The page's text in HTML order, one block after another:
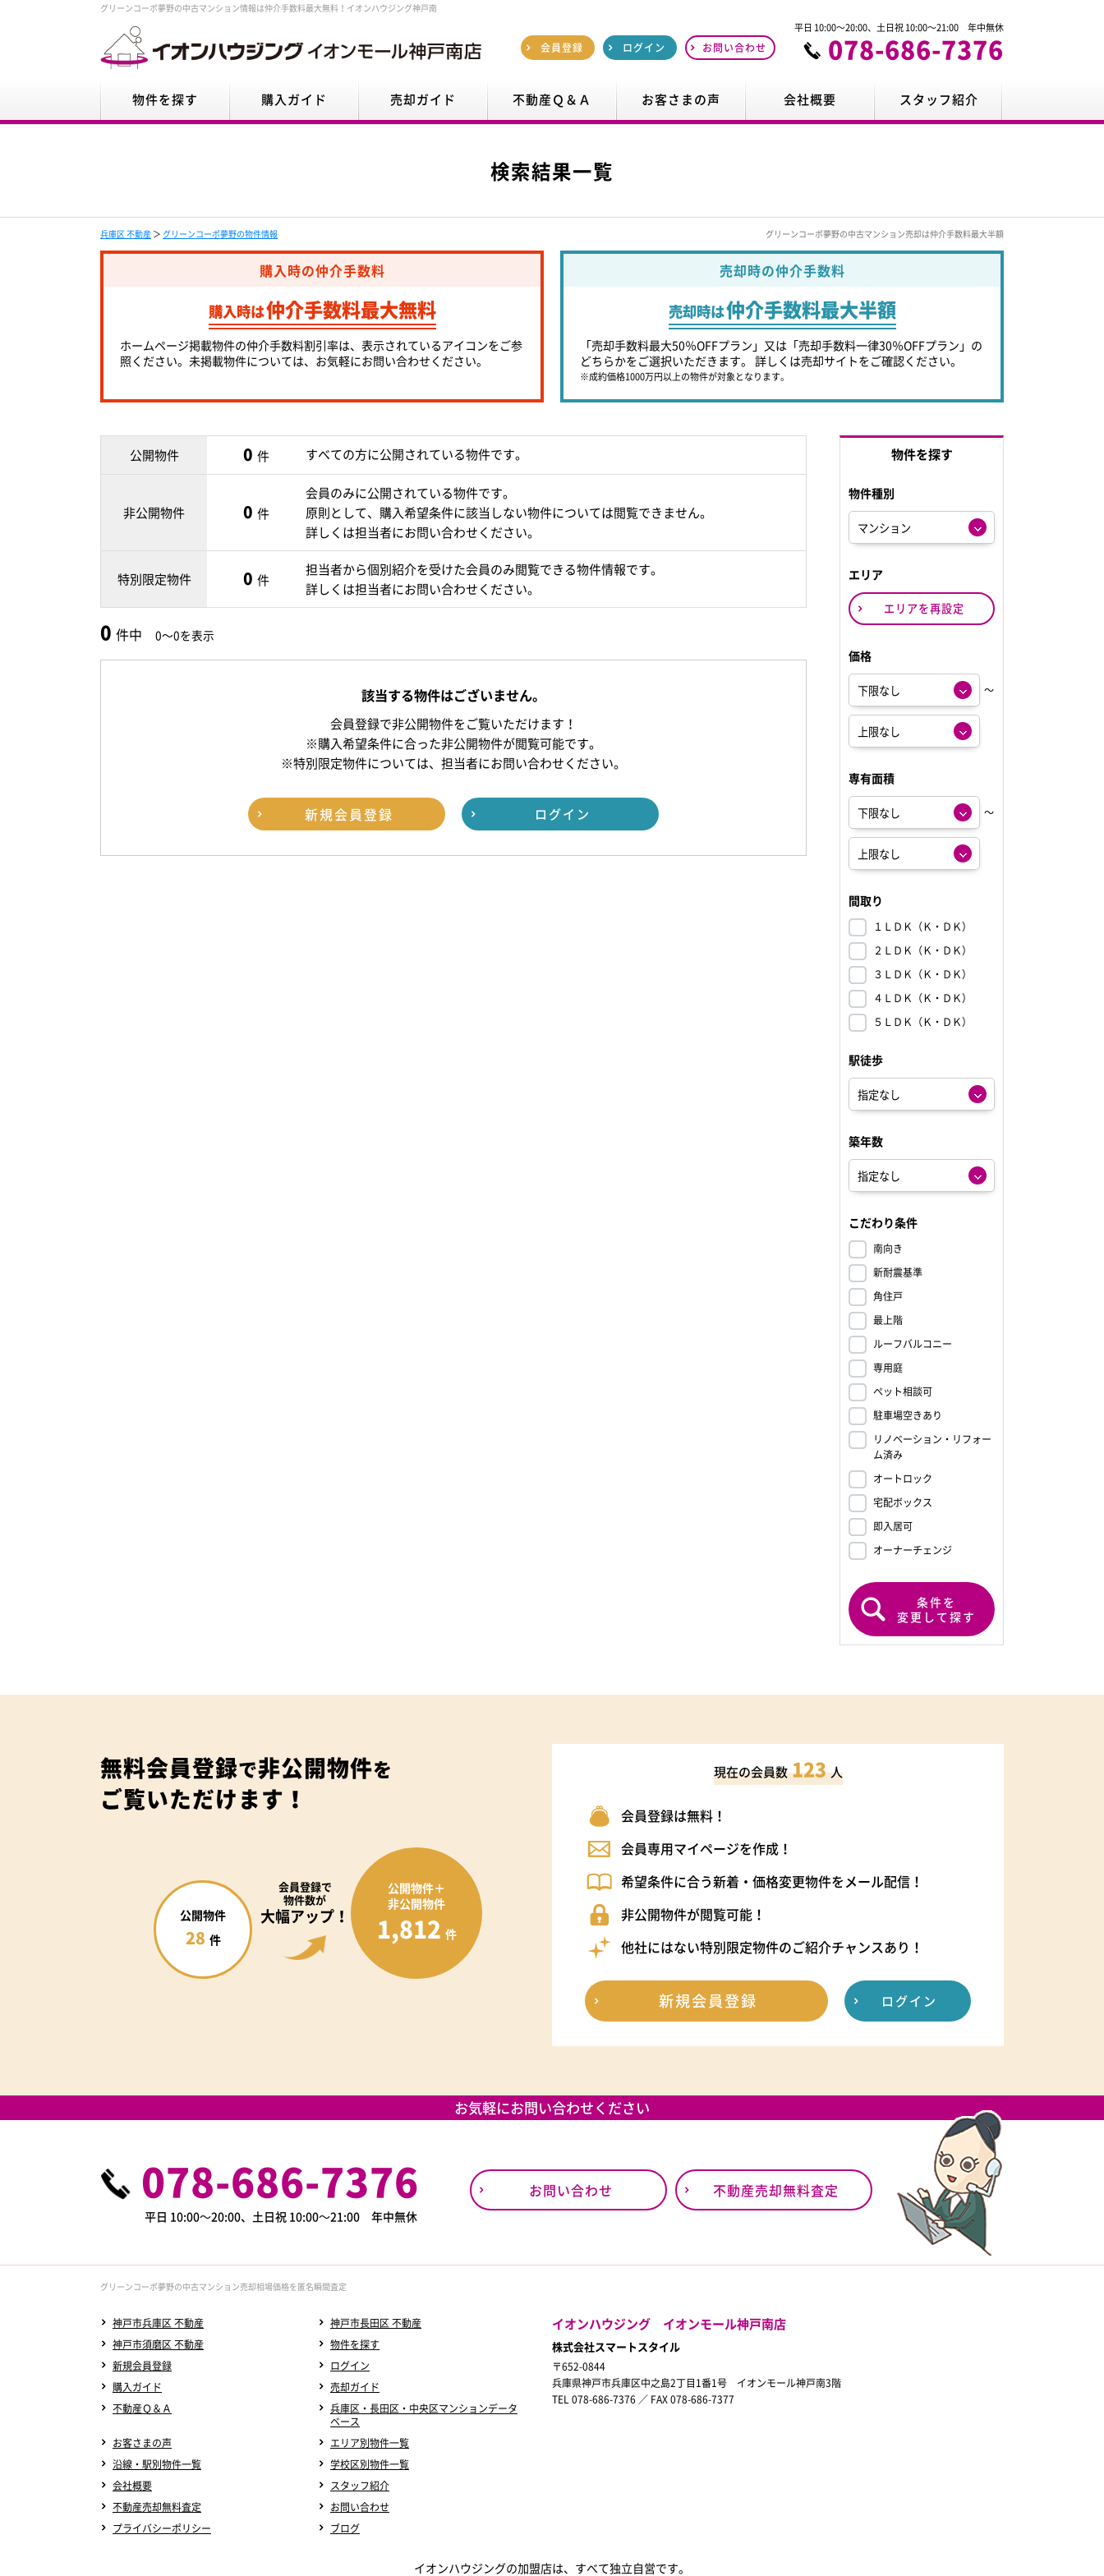
グリーンコーポ夢野の中古マンション情報は仲介手数料最大無料！イオンハウジング神戸南
会員登録 ログイン お問い合わせ
平日 10:00～20:00、土日祝 10:00～21:00 年中無休
078-686-7376
物件を探す 購入ガイド 売却ガイド 不動産Ｑ＆Ａ お客さまの声 会社概要 スタッフ紹介
検索結果一覧
兵庫区 不動産 ＞ グリーンコーポ夢野の物件情報 グリーンコーポ夢野の中古マンション売却は仲介手数料最大半額
購入時の仲介手数料
購入時は仲介手数料最大無料
ホームページ掲載物件の仲介手数料割引率は、表示されているアイコンをご参
照ください。未掲載物件については、お気軽にお問い合わせください。
売却時の仲介手数料
売却時は仲介手数料最大半額
「売却手数料最大50％OFFプラン」又は「売却手数料一律30％OFFプラン」の
どちらかをご選択いただきます。 詳しくは売却サイトをご確認ください。
※成約価格1000万円以上の物件が対象となります。
公開物件 0 件 すべての方に公開されている物件です。
非公開物件 0 件
会員のみに公開されている物件です。
原則として、購入希望条件に該当しない物件については閲覧できません。
詳しくは担当者にお問い合わせください。
特別限定物件 0 件
担当者から個別紹介を受けた会員のみ閲覧できる物件情報です。
詳しくは担当者にお問い合わせください。
0 件中 0～0を表示
該当する物件はございません。
会員登録で非公開物件をご覧いただけます！
※購入希望条件に合った非公開物件が閲覧可能です。
※特別限定物件については、担当者にお問い合わせください。
新規会員登録 ログイン
物件を探す
物件種別
エリア
エリアを再設定
価格
～
専有面積
～
間取り
１ＬＤＫ（Ｋ・ＤＫ）
２ＬＤＫ（Ｋ・ＤＫ）
３ＬＤＫ（Ｋ・ＤＫ）
４ＬＤＫ（Ｋ・ＤＫ）
５ＬＤＫ（Ｋ・ＤＫ）
駅徒歩
築年数
こだわり条件
南向き
新耐震基準
角住戸
最上階
ルーフバルコニー
専用庭
ペット相談可
駐車場空きあり
リノベーション・リフォー
ム済み
オートロック
宅配ボックス
即入居可
オーナーチェンジ
条件を
変更して探す
無料会員登録で非公開物件を
ご覧いただけます！
会員登録で
物件数が
大幅アップ！
公開物件
28 件
公開物件＋
非公開物件
1,812 件
現在の会員数 123 人
会員登録は無料！
会員専用マイページを作成！
希望条件に合う新着・価格変更物件をメール配信！
非公開物件が閲覧可能！
他社にはない特別限定物件のご紹介チャンスあり！
新規会員登録 ログイン
お気軽にお問い合わせください
078-686-7376
平日 10:00～20:00、土日祝 10:00～21:00 年中無休
お問い合わせ 不動産売却無料査定
グリーンコーポ夢野の中古マンション売却相場価格を匿名瞬間査定
神戸市兵庫区 不動産
神戸市長田区 不動産
神戸市須磨区 不動産
物件を探す
新規会員登録
ログイン
購入ガイド
売却ガイド
不動産Ｑ＆Ａ
兵庫区・長田区・中央区マンションデータ
ベース
お客さまの声
エリア別物件一覧
沿線・駅別物件一覧
学校区別物件一覧
会社概要
スタッフ紹介
不動産売却無料査定
お問い合わせ
プライバシーポリシー
ブログ
イオンハウジング イオンモール神戸南店
株式会社スマートスタイル
〒652-0844
兵庫県神戸市兵庫区中之島2丁目1番1号 イオンモール神戸南3階
TEL 078-686-7376 ／ FAX 078-686-7377
イオンハウジングの加盟店は、すべて独立自営です。